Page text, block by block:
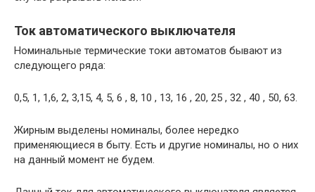
Ток автоматического выключателя
Номинальные термические токи автоматов бывают из
следующего ряда:
0,5, 1, 1,6, 2, 3,15, 4, 5, 6 , 8, 10 , 13, 16 , 20, 25 , 32 , 40 , 50, 63.
Жирным выделены номиналы, более нередко
применяющиеся в быту. Есть и другие номиналы, но о них
на данный момент не будем.